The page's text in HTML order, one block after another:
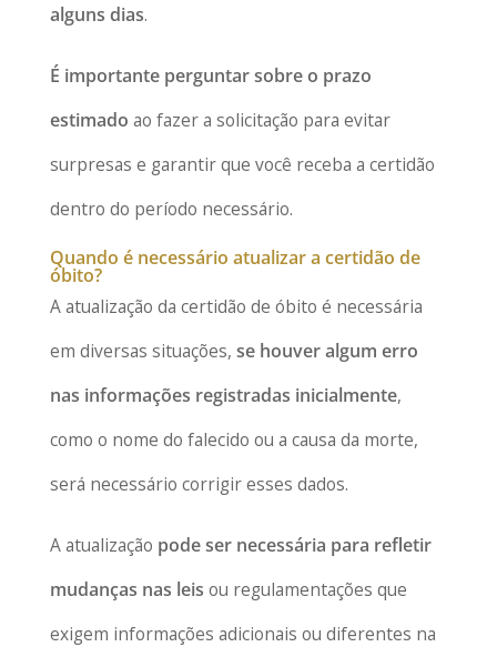
alguns dias.
É importante perguntar sobre o prazo
estimado ao fazer a solicitação para evitar
surpresas e garantir que você receba a certidão
dentro do período necessário.
Quando é necessário atualizar a certidão de
óbito?
A atualização da certidão de óbito é necessária
em diversas situações, se houver algum erro
nas informações registradas inicialmente,
como o nome do falecido ou a causa da morte,
será necessário corrigir esses dados.
A atualização pode ser necessária para refletir
mudanças nas leis ou regulamentações que
exigem informações adicionais ou diferentes na